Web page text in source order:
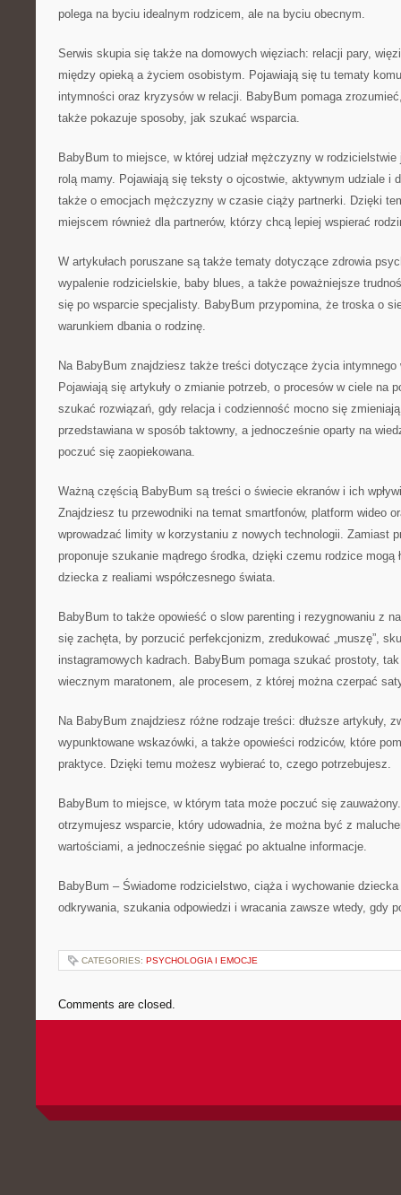
polega na byciu idealnym rodzicem, ale na byciu obecnym.
Serwis skupia się także na domowych więziach: relacji pary,
między opieką a życiem osobistym. Pojawiają się tu tematy
intymności oraz kryzysów w relacji. BabyBum pomaga
także pokazuje sposoby, jak szukać wsparcia.
BabyBum to miejsce, w której udział mężczyzny w
rolą mamy. Pojawiają się teksty o ojcostwie, aktywnym udziale i
także o emocjach mężczyzny w czasie ciąży partnerki. Dzięki
miejscem również dla partnerów, którzy chcą lepiej wspierać
W artykułach poruszane są także tematy dotyczące zdrowia
wypalenie rodzicielskie, baby blues, a także poważniejsze
się po wsparcie specjalisty. BabyBum przypomina, że troska o
warunkiem dbania o rodzinę.
Na BabyBum znajdziesz także treści dotyczące życia
Pojawiają się artykuły o zmianie potrzeb, o procesów w ciele na
szukać rozwiązań, gdy relacja i codzienność mocno się
przedstawiana w sposób taktowny, a jednocześnie oparty na
poczuć się zaopiekowana.
Ważną częścią BabyBum są treści o świecie ekranów i ich
Znajdziesz tu przewodniki na temat smartfonów, platform wideo
wprowadzać limity w korzystaniu z nowych technologii. Zamiast
proponuje szukanie mądrego środka, dzięki czemu rodzice mogą
dziecka z realiami współczesnego świata.
BabyBum to także opowieść o slow parenting i rezygnowaniu z
się zachęta, by porzucić perfekcjonizm, zredukować „muszę”,
instagramowych kadrach. BabyBum pomaga szukać prostoty,
wiecznym maratonem, ale procesem, z której można czerpać
Na BabyBum znajdziesz różne rodzaje treści: dłuższe artykuły,
wypunktowane wskazówki, a także opowieści rodziców, które
praktyce. Dzięki temu możesz wybierać to, czego potrzebujesz.
BabyBum to miejsce, w którym tata może poczuć się
otrzymujesz wsparcie, który udowadnia, że można być z
wartościami, a jednocześnie sięgać po aktualne informacje.
BabyBum – Świadome rodzicielstwo, ciąża i wychowanie
odkrywania, szukania odpowiedzi i wracania zawsze wtedy, gdy
CATEGORIES: PSYCHOLOGIA I EMOCJE
Comments are closed.